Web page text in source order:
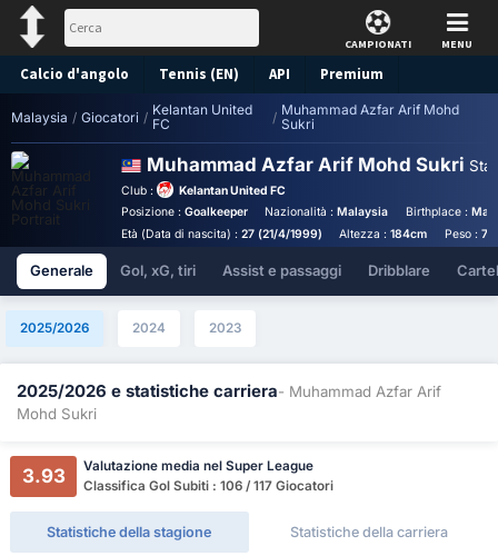
CAMPIONATI MENU
Calcio d'angolo Tennis (EN) API Premium
Pronostico
Malaysia / Giocatori / Kelantan United
FC
/ Muhammad Azfar Arif Mohd
Sukri
Muhammad Azfar Arif Mohd Sukri
Club :
Kelantan United FC
Posizione : Goalkeeper Nazionalità :Malaysia Birthplace :
Età (Data di nascita) : 27 (21/4/1999) Altezza :184cm Peso :
Generale Gol, xG, tiri Assist e passaggi Dribblare
2025/2026 2024 2023
2025/2026 e statistiche carriera- Muhammad Azfar Arif
Mohd Sukri
3.93
Valutazione media nel Super League
Classifica Gol Subiti : 106 / 117 Giocatori
Statistiche della stagione Statistiche della carriera